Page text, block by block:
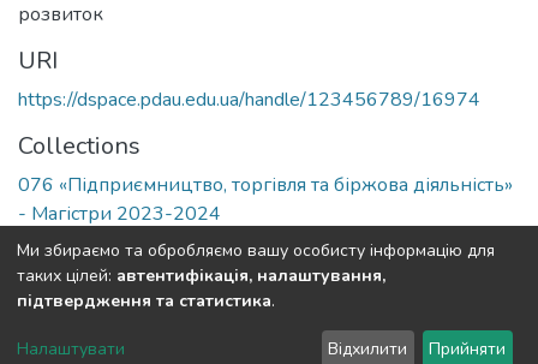
розвиток
URI
https://dspace.pdau.edu.ua/handle/123456789/16974
Collections
076 «Підприємництво, торгівля та біржова діяльність»
- Магістри 2023-2024
Full item page
DSpace software copyright © 2002-2026 LYRASIS
Ми збираємо та обробляємо вашу особисту інформацію для
таких цілей: автентифікація, налаштування,
підтвердження та статистика.
Налаштувати Відхилити Прийняти